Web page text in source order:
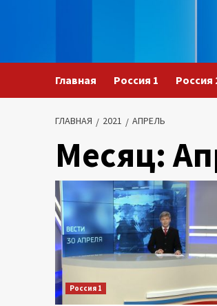
Главная Россия 1 Россия
ГЛАВНАЯ 2021 АПРЕЛЬ
Месяц:
Россия 1